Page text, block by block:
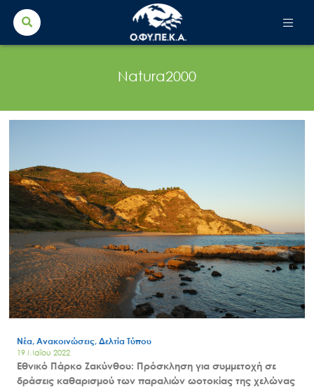
Search
for:
Natura2000
Νέα, Ανακοινώσεις, Δελτία Τύπου
19 Μαΐου 2022
Εθνικό Πάρκο Ζακύνθου: Πρόσκληση για συμμετοχή σε
δράσεις καθαρισμού των παραλιών ωοτοκίας της χελώνας